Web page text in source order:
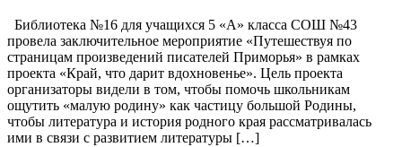
Библиотека №16 для учащихся 5 «А» класса СОШ №43
провела заключительное мероприятие «Путешествуя по
страницам произведений писателей Приморья» в рамках
проекта «Край, что дарит вдохновенье». Цель проекта
организаторы видели в том, чтобы помочь школьникам
ощутить «малую родину» как частицу большой Родины,
чтобы литература и история родного края рассматривалась
ими в связи с развитием литературы […]